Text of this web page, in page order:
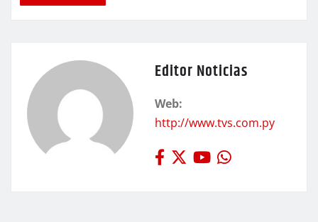
Editor Noticias
Web:
http://www.tvs.com.py